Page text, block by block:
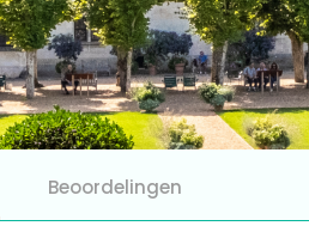
Beoordelingen